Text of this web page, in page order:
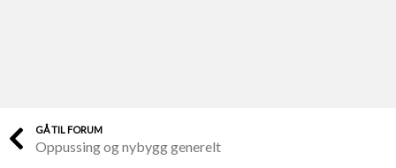
Finn håndverkere
GÅ TIL FORUM
Oppussing og nybygg generelt